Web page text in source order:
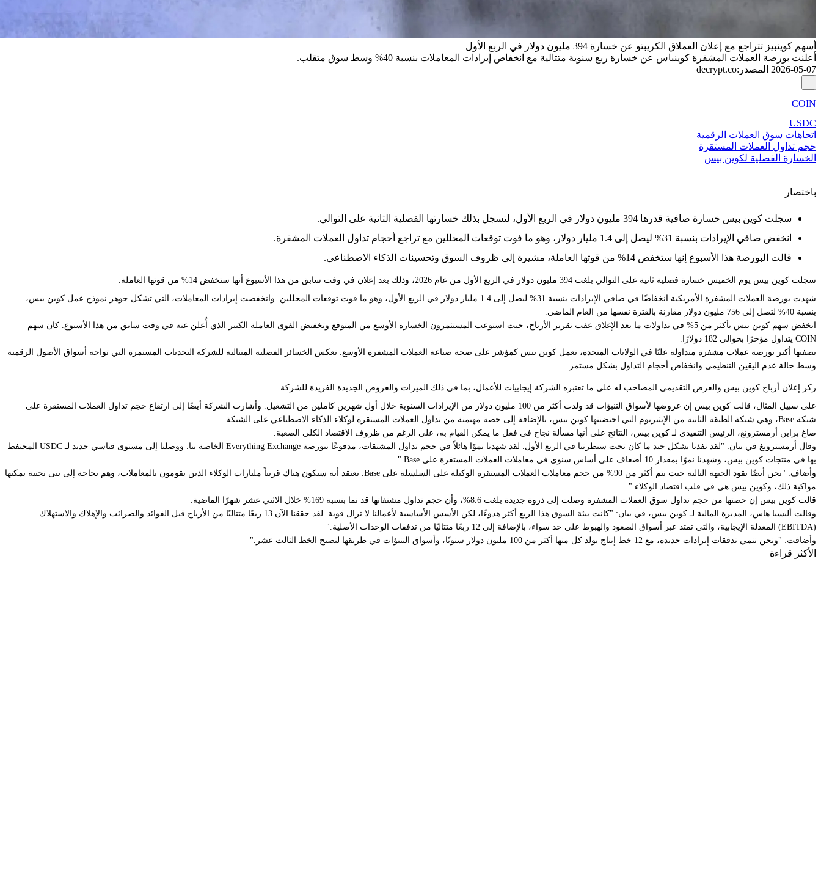
أسهم كوينبيز تتراجع مع إعلان العملاق الكريبتو عن خسارة 394 مليون دولار في الربع الأول
أعلنت بورصة العملات المشفرة كوينباس عن خسارة ربع سنوية متتالية مع انخفاض إيرادات المعاملات بنسبة 40% وسط سوق متقلب.
2026-05-07 المصدر :
decrypt.co
COIN
USDC
اتجاهات سوق العملات الرقمية
حجم تداول العملات المستقرة
الخسارة الفصلية لكوين بيس
باختصار
سجلت كوين بيس خسارة صافية قدرها 394 مليون دولار في الربع الأول، لتسجل بذلك خسارتها الفصلية الثانية على التوالي.
انخفض صافي الإيرادات بنسبة 31% ليصل إلى 1.4 مليار دولار، وهو ما فوت توقعات المحللين مع تراجع أحجام تداول العملات المشفرة.
قالت البورصة هذا الأسبوع إنها ستخفض 14% من قوتها العاملة، مشيرة إلى ظروف السوق وتحسينات الذكاء الاصطناعي.
سجلت كوين بيس يوم الخميس خسارة فصلية ثانية على التوالي بلغت 394 مليون دولار في الربع الأول من عام 2026، وذلك بعد إعلان في وقت سابق من هذا الأسبوع أنها ست
خفض 14% من قوتها العاملة.
شهدت بورصة العملات المشفرة الأمريكية انخفاضًا في صافي الإيرادات بنسبة 31% ليصل إلى 1.4 مليار دولار في الربع الأول، وهو ما فوت توقعات المحللين. وانخفضت إيرادات المعاملات، التي تشكل جوهر نموذج عمل كوين بيس،
بنسبة 40% لتصل إلى 756 مليون دولار مقارنة بالفترة نفسها من العام الماضي.
انخفض سهم كوين بيس بأكثر من 5% في تداولات ما بعد الإغلاق عقب تقرير الأرباح، حيث استوعب المستثمرون الخسارة الأوسع من المتوقع وتخفيض القوى العاملة الكبير الذي أُعلن عنه في وقت سابق من هذا الأسبوع. كان سهم
COIN يتداول مؤخرًا بحوالي 182 دولارًا.
بصفتها أكبر بورصة عملات مشفرة متداولة علنًا في الولايات المتحدة، تعمل كوين بيس كمؤشر على صحة صناعة العملات المشفرة الأوسع. تعكس الخسائر الفصلية المتتالية للشركة التحديات المستمرة التي تواجه أسواق الأصول الرقمية
وسط حالة عدم اليقين التنظيمي وانخفاض أحجام التداول بشكل مستمر.
ركز إعلان أرباح كوين بيس والعرض التقديمي المصاحب له على ما تعتبره الشركة إيجابيات للأعمال، بما في ذلك الميزات والعروض الجديدة الفريدة للشركة.
على سبيل المثال، قالت كوين بيس إن عروضها لأسواق التنبؤات قد ولدت أكثر من 100 مليون دولار من الإيرادات السنوية خلال أول شهرين كاملين من التشغيل. وأشارت الشركة أيضًا إلى ارتفاع حجم تداول العملات المستقرة على
شبكة Base، وهي شبكة الطبقة الثانية من الإيثيريوم التي احتضنتها كوين بيس، بالإضافة إلى حصة مهيمنة من تداول العملات المستقرة لوكلاء الذكاء الاصطناعي على الشبكة.
صاغ براين أرمسترونغ، الرئيس التنفيذي لـ كوين بيس، النتائج على أنها مسألة نجاح في فعل ما يمكن القيام به، على الرغم من ظروف الاقتصاد الكلي الصعبة.
وقال أرمسترونغ في بيان: "لقد نفذنا بشكل جيد ما كان تحت سيطرتنا في الربع الأول. لقد شهدنا نموًا هائلاً في حجم تداول المشتقات، مدفوعًا ببورصة Everything Exchange الخاصة بنا. ووصلنا إلى مستوى قياسي جديد لـ USDC المحتفظ
بها في منتجات كوين بيس، وشهدنا نموًا بمقدار 10 أضعاف على أساس سنوي في معاملات العملات المستقرة على Base."
وأضاف: "نحن أيضًا نقود الجبهة التالية حيث يتم أكثر من 90% من حجم معاملات العملات المستقرة الوكيلة على السلسلة على Base. نعتقد أنه سيكون هناك قريباً مليارات الوكلاء الذين يقومون بالمعاملات، وهم بحاجة إلى بنى تحتية يمكنها
مواكبة ذلك، وكوين بيس هي في قلب اقتصاد الوكلاء."
قالت كوين بيس إن حصتها من حجم تداول سوق العملات المشفرة وصلت إلى ذروة جديدة بلغت 8.6%، وأن حجم تداول مشتقاتها قد نما بنسبة 169% خلال الاثني عشر شهرًا الماضية.
وقالت أليسيا هاس، المديرة المالية لـ كوين بيس، في بيان: "كانت بيئة السوق هذا الربع أكثر هدوءًا، لكن الأسس الأساسية لأعمالنا لا تزال قوية. لقد حققنا الآن 13 ربعًا متتاليًا من الأرباح قبل الفوائد والضرائب والإهلاك والاستهلاك
(EBITDA) المعدلة الإيجابية، والتي تمتد عبر أسواق الصعود والهبوط على حد سواء، بالإضافة إلى 12 ربعًا متتاليًا من تدفقات الوحدات الأصلية."
وأضافت: "ونحن ننمي تدفقات إيرادات جديدة، مع 12 خط إنتاج يولد كل منها أكثر من 100 مليون دولار سنويًا، وأسواق التنبؤات في طريقها لتصبح الخط الثالث عشر."
الأكثر قراءة